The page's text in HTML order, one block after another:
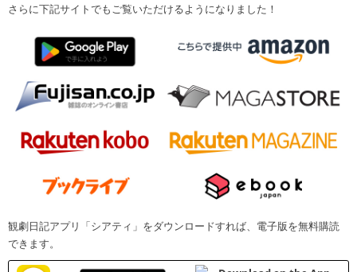
さらに下記サイトでもご覧いただけるようになりました！
観劇日記アプリ「シアティ」をダウンロードすれば、電子版を無料購読
できます。